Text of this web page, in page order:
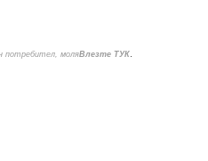
потребител, моляВлезте ТУК.